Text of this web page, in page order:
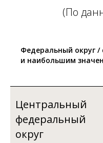
(По
Федеральный округ
и наибольшим
Центральный
федеральный
округ